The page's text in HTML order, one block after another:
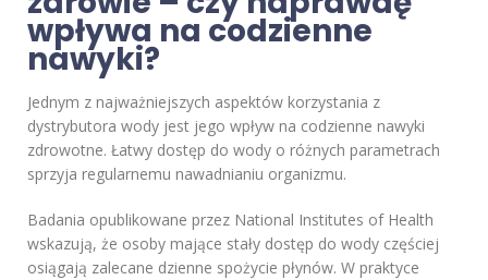
wpływa na codzienne
nawyki?
Jednym z najważniejszych aspektów korzystania z
dystrybutora wody jest jego wpływ na codzienne nawyki
zdrowotne. Łatwy dostęp do wody o różnych parametrach
sprzyja regularnemu nawadnianiu organizmu.
Badania opublikowane przez National Institutes of Health
wskazują, że osoby mające stały dostęp do wody częściej
osiągają zalecane dzienne spożycie płynów. W praktyce